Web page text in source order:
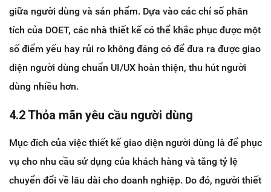
giữa người dùng và sản phẩm. Dựa vào các chỉ số phân
tích của DOET, các nhà thiết kế có thể khắc phục được một
số điểm yếu hay rủi ro không đáng có để đưa ra được giao
diện người dùng chuẩn UI/UX hoàn thiện, thu hút người
dùng nhiều hơn.
4.2 Thỏa mãn yêu cầu người dùng
Mục đích của việc thiết kế giao diện người dùng là để phục
vụ cho nhu cầu sử dụng của khách hàng và tăng tỷ lệ
chuyển đổi về lâu dài cho doanh nghiệp. Do đó, người thiết